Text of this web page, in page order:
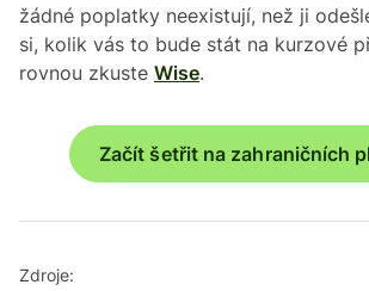
žádné poplatky neexistují, než ji
si, kolik vás to bude stát na kurzové
rovnou zkuste Wise.
Začít šetřit na zahraničních
Zdroje: